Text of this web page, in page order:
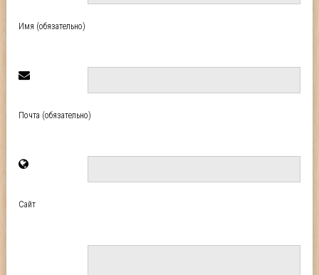
Имя (обязательно)
Почта (обязательно)
Сайт